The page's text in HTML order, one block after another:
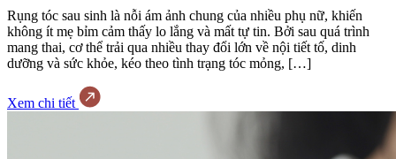
Rụng tóc sau sinh là nỗi ám ảnh chung của nhiều phụ nữ, khiến
không ít mẹ bỉm cảm thấy lo lắng và mất tự tin. Bởi sau quá trình
mang thai, cơ thể trải qua nhiều thay đổi lớn về nội tiết tố, dinh
dưỡng và sức khỏe, kéo theo tình trạng tóc mỏng, […]
Xem chi tiết